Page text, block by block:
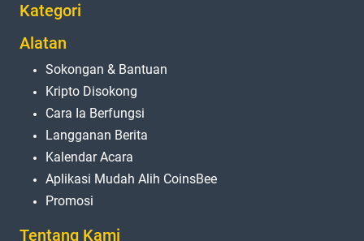
Kategori
Alatan
Sokongan & Bantuan
Kripto Disokong
Cara Ia Berfungsi
Langganan Berita
Kalendar Acara
Aplikasi Mudah Alih CoinsBee
Promosi
Tentang Kami